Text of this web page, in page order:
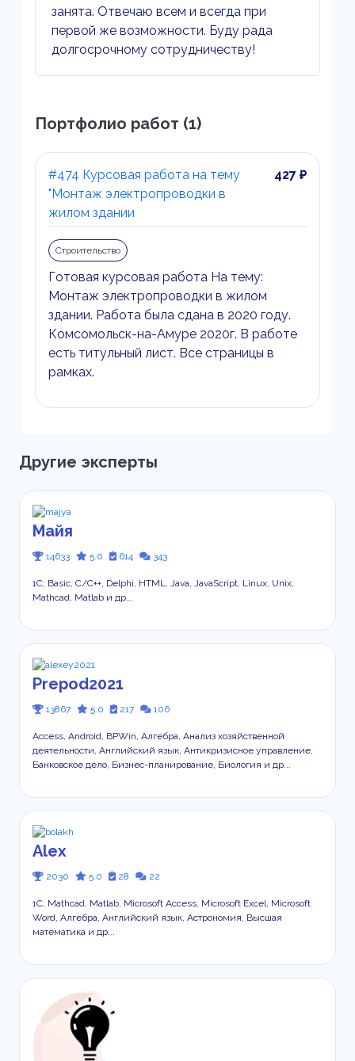
занята. Отвечаю всем и всегда при
первой же возможности. Буду рада
долгосрочному сотрудничеству!
Портфолио работ (1)
#474 Курсовая работа на тему
"Монтаж электропроводки в
жилом здании
427 ₽
Строительство
Готовая курсовая работа На тему:
Монтаж электропроводки в жилом
здании. Работа была сдана в 2020 году.
Комсомольск-на-Амуре 2020г. В работе
есть титульный лист. Все страницы в
рамках.
Другие эксперты
Майя
14633 5.0 614 343
1С, Basic, C/C++, Delphi, HTML, Java, JavaScript, Linux, Unix,
Mathcad, Matlab и др...
Prepod2021
13867 5.0 217 106
Access, Android, BPWin, Алгебра, Анализ хозяйственной
деятельности, Английский язык, Антикризисное управление,
Банковское дело, Бизнес-планирование, Биология и др...
Alex
2030 5.0 28 22
1С, Mathcad, Matlab, Microsoft Access, Microsoft Excel, Microsoft
Word, Алгебра, Английский язык, Астрономия, Высшая
математика и др...